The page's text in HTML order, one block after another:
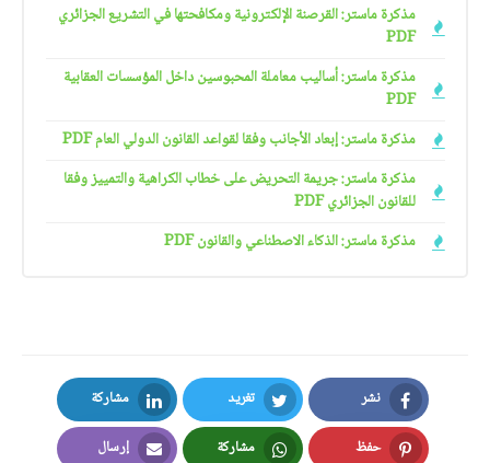
مذكرة ماستر: القرصنة الإلكترونية ومكافحتها في التشريع الجزائري
PDF
مذكرة ماستر: أساليب معاملة المحبوسين داخل المؤسسات العقابية
PDF
مذكرة ماستر: إبعاد الأجانب وفقا لقواعد القانون الدولي العام PDF
مذكرة ماستر: جريمة التحريض على خطاب الكراهية والتمييز وفقا
للقانون الجزائري PDF
مذكرة ماستر: الذكاء الاصطناعي والقانون PDF
نشر
Facebook
تغريد
Twitter
مشاركة
LinkedIn
حفظ مشاركة إرسال